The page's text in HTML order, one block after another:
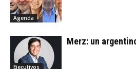
Agenda
Ejecutivos
Merz: un